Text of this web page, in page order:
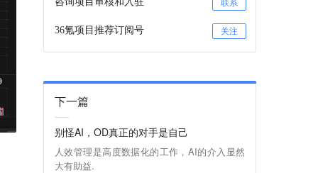
联系
36氪项目推荐订阅号 关注
下一篇
别怪AI，OD真正的对手是自己
人效管理是高度数据化的工作，AI的介入显然
大有助益.